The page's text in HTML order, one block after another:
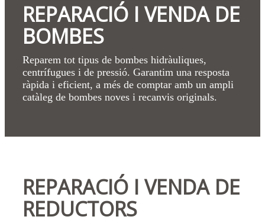
REPARACIÓ I VENDA DE
BOMBES
Reparem tot tipus de bombes hidràuliques,
centrífugues i de pressió. Garantim una resposta
ràpida i eficient, a més de comptar amb un ampli
catàleg de bombes noves i recanvis originals.
REPARACIÓ I VENDA DE
REDUCTORS